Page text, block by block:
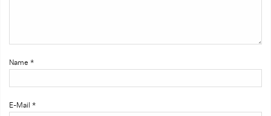
Name *
E-Mail *